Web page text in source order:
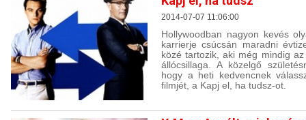
2014-07-07 11:06:00
Hollywoodban nagyon kevés
karrierje csúcsán maradni
közé tartozik, aki még mindig
állócsillaga. A közelgő
hogy a heti kedvencnek
filmjét, a Kapj el, ha tudsz-ot.